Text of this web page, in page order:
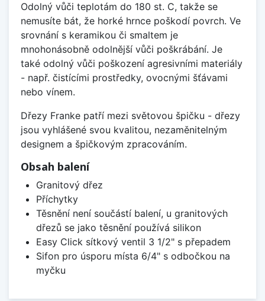
Odolný vůči teplotám do 180 st. C, takže se
nemusíte bát, že horké hrnce poškodí povrch. Ve
srovnání s keramikou či smaltem je
mnohonásobně odolnější vůči poškrábání. Je
také odolný vůči poškození agresivními materiály
- např. čistícími prostředky, ovocnými šťávami
nebo vínem.
Dřezy Franke patří mezi světovou špičku - dřezy
jsou vyhlášené svou kvalitou, nezaměnitelným
designem a špičkovým zpracováním.
Obsah balení
Granitový dřez
Příchytky
Těsnění není součástí balení, u granitových
dřezů se jako těsnění používá silikon
Easy Click sítkový ventil 3 1/2" s přepadem
Sifon pro úsporu místa 6/4" s odbočkou na
myčku